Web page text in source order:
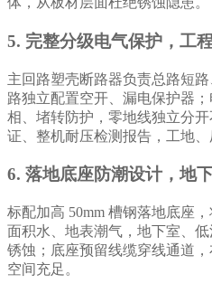
5. 完整分级电气保护，工
主回路塑壳断路器负责总路短
路独立配置空开、漏电保护器
相、堵转防护，零地线独立分
证、整机耐压检测报告，工地
6. 落地底座防潮设计，地
标配加高 50mm 槽钢落地底座
面积水、地表潮气，地下室、
锈蚀；底座预留线缆穿线通道
空间充足。